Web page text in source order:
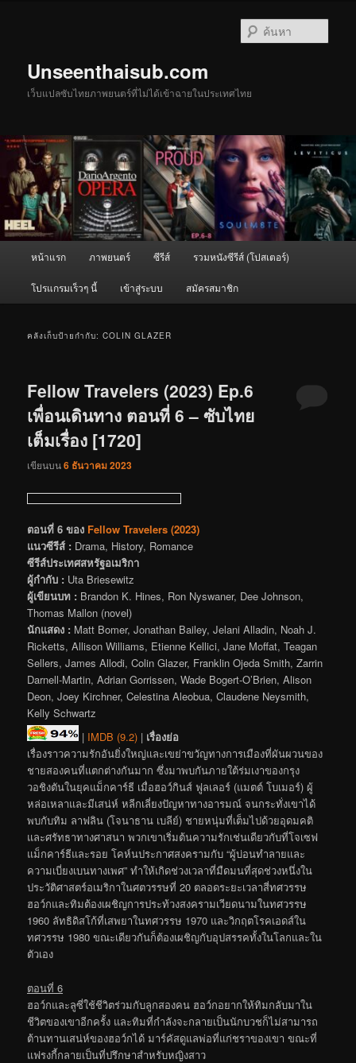
Unseenthaisub.com
เว็บแปลซับไทยภาพยนตร์ที่ไม่ได้เข้าฉายในประเทศไทย
หน้าแรก ภาพยนตร์ ซีรีส์ รวมหนังซีรีส์ (โปสเตอร์)
โปรแกรมเร็วๆ นี้ เข้าสู่ระบบ สมัครสมาชิก
คลังเก็บป้ายกำกับ:COLIN GLAZER
Fellow Travelers (2023) Ep.6
เพื่อนเดินทาง ตอนที่ 6 – ซับไทย
เต็มเรื่อง [1720]
เขียนบน6 ธันวาคม 2023
ตอนที่ 6 ของ Fellow Travelers (2023)
แนวซีรีส์ : Drama, History, Romance
ซีรีส์ประเทศสหรัฐอเมริกา
ผู้กำกับ : Uta Briesewitz
ผู้เขียนบท : Brandon K. Hines, Ron Nyswaner, Dee Johnson,
Thomas Mallon (novel)
นักแสดง : Matt Bomer, Jonathan Bailey, Jelani Alladin, Noah J.
Ricketts, Allison Williams, Etienne Kellici, Jane Moffat, Teagan
Sellers, James Allodi, Colin Glazer, Franklin Ojeda Smith, Zarrin
Darnell-Martin, Adrian Gorrissen, Wade Bogert-O’Brien, Alison
Deon, Joey Kirchner, Celestina Aleobua, Claudene Neysmith,
Kelly Schwartz
| IMDB (9.2) | เรื่องย่อ
เรื่องราวความรักอันยิ่งใหญ่และเขย่าขวัญทางการเมืองที่ผันผวนของ
ชายสองคนที่แตกต่างกันมาก ซึ่งมาพบกันภายใต้ร่มเงาของกรุง
วอชิงตันในยุคแม็กคาร์ธี เมื่อฮอว์กินส์ ฟูลเลอร์ (แมตต์ โบเมอร์) ผู้
หล่อเหลาและมีเสน่ห์ หลีกเลี่ยงปัญหาทางอารมณ์ จนกระทั่งเขาได้
พบกับทิม ลาฟลิน (โจนาธาน เบลีย์) ชายหนุ่มที่เต็มไปด้วยอุดมคติ
และศรัทธาทางศาสนา พวกเขาเริ่มต้นความรักเช่นเดียวกับที่โจเซฟ
แม็กคาร์ธีและรอย โคห์นประกาศสงครามกับ “ผู้บ่อนทำลายและ
ความเบี่ยงเบนทางเพศ” ทำให้เกิดช่วงเวลาที่มืดมนที่สุดช่วงหนึ่งใน
ประวัติศาสตร์อเมริกาในศตวรรษที่ 20 ตลอดระยะเวลาสี่ทศวรรษ
ฮอว์กและทิมต้องเผชิญการประท้วงสงครามเวียดนามในทศวรรษ
1960 ลัทธิดิสโก้ที่เสพยาในทศวรรษ 1970 และวิกฤตโรคเอดส์ใน
ทศวรรษ 1980 ขณะเดียวกันก็ต้องเผชิญกับอุปสรรคทั้งในโลกและใน
ตัวเอง
ตอนที่ 6
ฮอว์กและลูซี่ใช้ชีวิตร่วมกับลูกสองคน ฮอว์กอยากให้ทิมกลับมาใน
ชีวิตของเขาอีกครั้ง และทิมที่กำลังจะกลายเป็นนักบวชก็ไม่สามารถ
ต้านทานเสน่ห์ของฮอว์กได้ มาร์คัสดูแลพ่อที่แก่ชราของเขา ขณะที่
แฟรงกี้กลายเป็นที่ปรึกษาสำหรับหญิงสาว